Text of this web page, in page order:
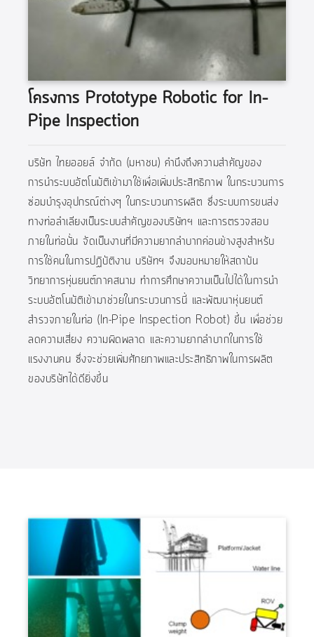
โครงการ Prototype Robotic for In–
Pipe Inspection
บริษัท ไทยออยล์ จำกัด (มหาชน) คำนึงถึงความสำคัญของ
การนำระบบอัตโนมัติเข้ามาใช้เพื่อเพิ่มประสิทธิภาพ ในกระบวนการ
ซ่อมบำรุงอุปกรณ์ต่างๆ ในกระบวนการผลิต ซึ่งระบบการขนส่ง
ทางท่อลำเลียงเป็นระบบสำคัญของบริษัทฯ และการตรวจสอบ
ภายในท่อนั้น จัดเป็นงานที่มีความยากลำบากค่อนข้างสูงสำหรับ
การใช้คนในการปฏิบัติงาน บริษัทฯ จึงมอบหมายให้สถาบัน
วิทยาการหุ่นยนต์ภาคสนาม ทำการศึกษาความเป็นไปได้ในการนำ
ระบบอัตโนมัติเข้ามาช่วยในกระบวนการนี้ และพัฒนาหุ่นยนต์
สำรวจภายในท่อ (In-Pipe Inspection Robot) ขึ้น เพื่อช่วย
ลดความเสี่ยง ความผิดพลาด และความยากลำบากในการใช้
แรงงานคน ซึ่งจะช่วยเพิ่มศักยภาพและประสิทธิภาพในการผลิต
ของบริษัทได้ดียิ่งขึ้น